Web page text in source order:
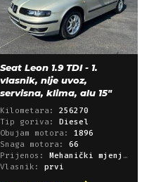
Seat Leon 1.9 TDI - 1.
vlasnik, nije uvoz,
servisna, klima, alu 15"
Kilometara: 256270
Tip goriva: Diesel
Obujam motora: 1896
Snaga motora: 66
Prijenos: Mehanički mjenjač
Vlasnik: prvi